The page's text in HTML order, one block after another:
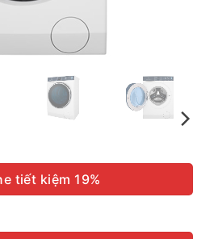
tiết kiệm 19%